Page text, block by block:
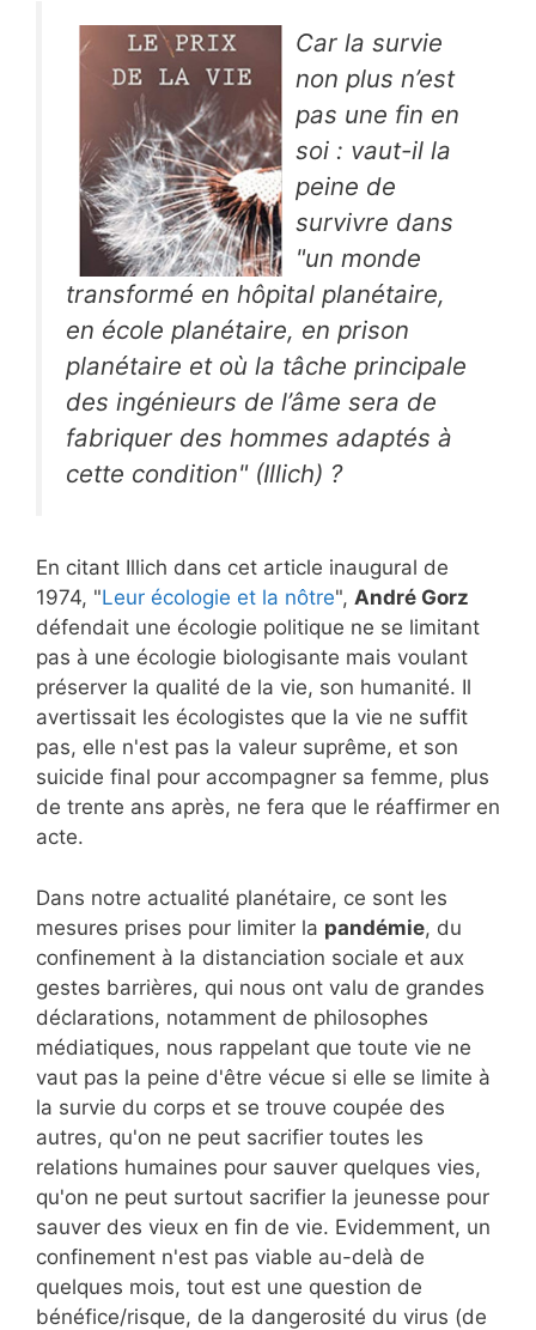
Car la survie
non plus n’est
pas une fin en
soi : vaut-il la
peine de
survivre dans
"un monde
transformé en hôpital planétaire,
en école planétaire, en prison
planétaire et où la tâche principale
des ingénieurs de l’âme sera de
fabriquer des hommes adaptés à
cette condition" (Illich) ?
En citant Illich dans cet article inaugural de
1974, "Leur écologie et la nôtre", André Gorz
défendait une écologie politique ne se limitant
pas à une écologie biologisante mais voulant
préserver la qualité de la vie, son humanité. Il
avertissait les écologistes que la vie ne suffit
pas, elle n'est pas la valeur suprême, et son
suicide final pour accompagner sa femme, plus
de trente ans après, ne fera que le réaffirmer en
acte.
Dans notre actualité planétaire, ce sont les
mesures prises pour limiter la pandémie, du
confinement à la distanciation sociale et aux
gestes barrières, qui nous ont valu de grandes
déclarations, notamment de philosophes
médiatiques, nous rappelant que toute vie ne
vaut pas la peine d'être vécue si elle se limite à
la survie du corps et se trouve coupée des
autres, qu'on ne peut sacrifier toutes les
relations humaines pour sauver quelques vies,
qu'on ne peut surtout sacrifier la jeunesse pour
sauver des vieux en fin de vie. Evidemment, un
confinement n'est pas viable au-delà de
quelques mois, tout est une question de
bénéfice/risque, de la dangerosité du virus (de